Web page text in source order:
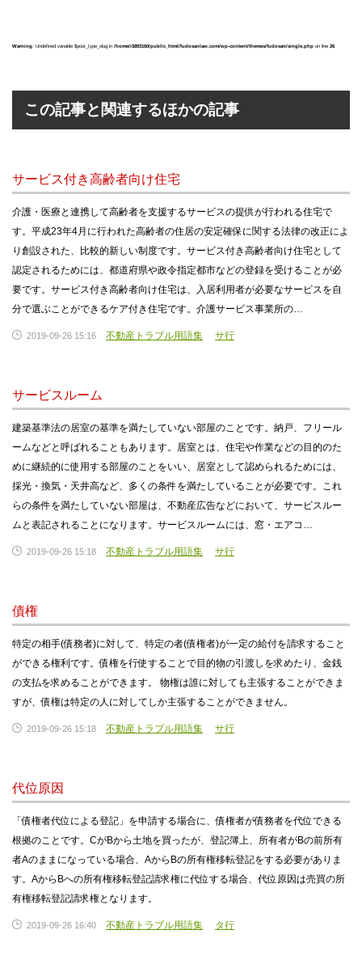
Warning: Undefined variable $post_type_slug in /home/r3893160/public_html/fudosanlaw.com/wp-content/themes/fudosan/single.php on line 26
この記事と関連するほかの記事
サービス付き高齢者向け住宅
介護・医療と連携して高齢者を支援するサービスの提供が行われる住宅で
す。平成23年4月に行われた高齢者の住居の安定確保に関する法律の改正によ
り創設された、比較的新しい制度です。サービス付き高齢者向け住宅として
認定されるためには、都道府県や政令指定都市などの登録を受けることが必
要です。サービス付き高齢者向け住宅は、入居利用者が必要なサービスを自
分で選ぶことができるケア付き住宅です。介護サービス事業所の…
2019-09-26 15:16 不動産トラブル用語集 サ行
サービスルーム
建築基準法の居室の基準を満たしていない部屋のことです。納戸、フリール
ームなどと呼ばれることもあります。居室とは、住宅や作業などの目的のた
めに継続的に使用する部屋のことをいい、居室として認められるためには、
採光・換気・天井高など、多くの条件を満たしていることが必要です。これ
らの条件を満たしていない部屋は、不動産広告などにおいて、サービスルー
ムと表記されることになります。サービスルームには、窓・エアコ…
2019-09-26 15:18 不動産トラブル用語集 サ行
債権
特定の相手(債務者)に対して、特定の者(債権者)が一定の給付を請求すること
ができる権利です。債権を行使することで目的物の引渡しを求めたり、金銭
の支払を求めることができます。 物権は誰に対しても主張することができま
すが、債権は特定の人に対してしか主張することができません。
2019-09-26 15:18 不動産トラブル用語集 サ行
代位原因
「債権者代位による登記」を申請する場合に、債権者が債務者を代位できる
根拠のことです。CがBから土地を買ったが、登記簿上、所有者がBの前所有
者Aのままになっている場合、AからBの所有権移転登記をする必要がありま
す。AからBへの所有権移転登記請求権に代位する場合、代位原因は売買の所
有権移転登記請求権となります。
2019-09-26 16:40 不動産トラブル用語集 タ行